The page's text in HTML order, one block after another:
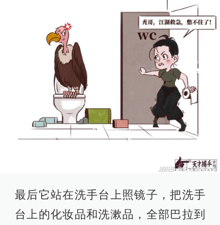
最后它站在洗手台上照镜子，把洗手
台上的化妆品和洗漱品，全部巴拉到